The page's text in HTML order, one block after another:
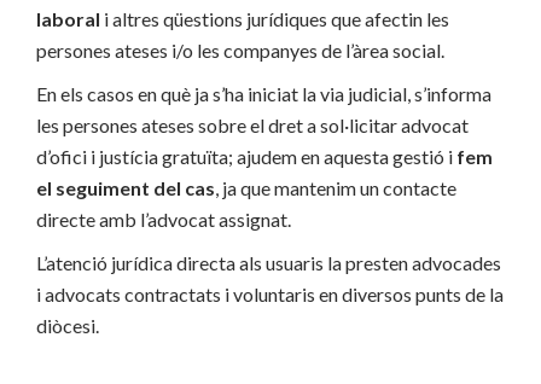
laboral i altres qüestions jurídiques que afectin les
persones ateses i/o les companyes de l’àrea social.
En els casos en què ja s’ha iniciat la via judicial, s’informa
les persones ateses sobre el dret a sol·licitar advocat
d’ofici i justícia gratuïta; ajudem en aquesta gestió i fem
el seguiment del cas, ja que mantenim un contacte
directe amb l’advocat assignat.
L’atenció jurídica directa als usuaris la presten advocades
i advocats contractats i voluntaris en diversos punts de la
diòcesi.